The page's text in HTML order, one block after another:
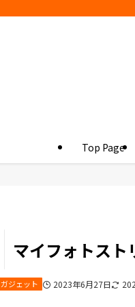
Top Page
マイフォトスト
ガジェット 2023年6月27日